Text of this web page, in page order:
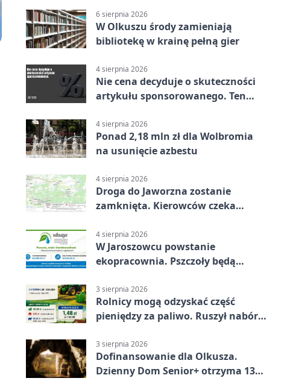
6 sierpnia 2026
W Olkuszu środy zamieniają
bibliotekę w krainę pełną gier
4 sierpnia 2026
Nie cena decyduje o skuteczności
artykułu sponsorowanego. Ten
4 sierpnia 2026
Ponad 2,18 mln zł dla Wolbromia
na usunięcie azbestu
4 sierpnia 2026
Droga do Jaworzna zostanie
zamknięta. Kierowców czeka
4 sierpnia 2026
W Jaroszowcu powstanie
ekopracownia. Pszczoły będą
3 sierpnia 2026
Rolnicy mogą odzyskać część
pieniędzy za paliwo. Ruszył nabór
3 sierpnia 2026
Dofinansowanie dla Olkusza.
Dzienny Dom Senior+ otrzyma 134